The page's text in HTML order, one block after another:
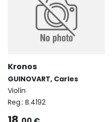
Kronos
GUINOVART, Carles
Violín
Reg.: B.4192